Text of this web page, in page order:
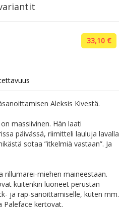
33,10 €
Aleksis Kivestä.
massiivinen. Hän laati
päivässä, riimitteli lauluja lavalla
sotaa ”itkelmiä vastaan”. Ja
rillumarei-miehen maineestaan.
kuitenkin luoneet perustan
ja rap-sanoittamiselle, kuten mm.
Paleface kertovat.